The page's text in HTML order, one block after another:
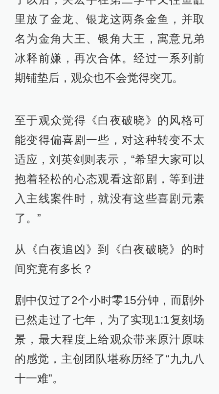
槽关宏宇活不过三集，关宏宇立马回
怼：“没看过《白夜追凶》吗？”这段剧
情堪称神来之笔，既照应了接下来的
故事脉络，又cue到了前作。
还有肺鱼老虎在第一季里被关宏峰炖
了以后，关宏宇在第二季中又往鱼缸
名为金角大王、银角大王，寓意兄弟
冰释前嫌，再次合体。经过一系列前
期铺垫后，观众也不会觉得突兀。
至于观众觉得《白夜破晓》的风格可